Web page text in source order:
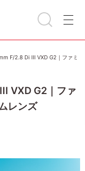
F/2.8 Di III VXD G2｜ファミ
VXD G2｜ファ
レンズ